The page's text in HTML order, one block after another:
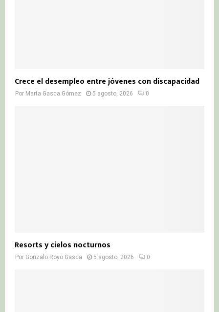
Crece el desempleo entre jóvenes con discapacidad
Por Marta Gasca Gómez 5 agosto, 2026 0
Resorts y cielos nocturnos
Por Gonzalo Royo Gasca 5 agosto, 2026 0